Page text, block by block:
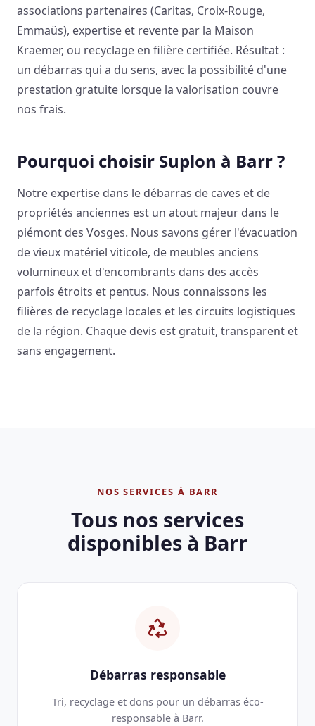
associations partenaires (Caritas, Croix-Rouge,
Emmaüs), expertise et revente par la Maison
Kraemer, ou recyclage en filière certifiée. Résultat :
un débarras qui a du sens, avec la possibilité d'une
prestation gratuite lorsque la valorisation couvre
nos frais.
Pourquoi choisir Suplon à Barr ?
Notre expertise dans le débarras de caves et de
propriétés anciennes est un atout majeur dans le
piémont des Vosges. Nous savons gérer l'évacuation
de vieux matériel viticole, de meubles anciens
volumineux et d'encombrants dans des accès
parfois étroits et pentus. Nous connaissons les
filières de recyclage locales et les circuits logistiques
de la région. Chaque devis est gratuit, transparent et
sans engagement.
NOS SERVICES À BARR
Tous nos services
disponibles à Barr
Débarras responsable
Tri, recyclage et dons pour un débarras éco-
responsable à Barr.